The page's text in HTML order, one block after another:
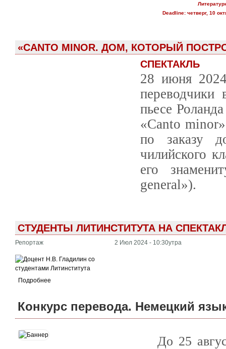
Deadline:четверг, 10
«CANTO MINOR. ДОМ, КОТОРЫЙ
СПЕКТАКЛЬ
28 июня 2024
переводчики
пьесе
«Canto
по заказу
чилийского
его
general»).
СТУДЕНТЫ ЛИТИНСТИТУТА НА
Репортаж 2 Июл 2024 - 10:30утра
Подробнее
Конкурс перевода. Немецкий
До 25